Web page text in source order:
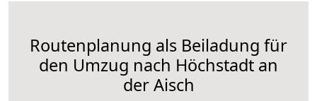
Routenplanung als Beiladung für
den Umzug nach Höchstadt an
der Aisch